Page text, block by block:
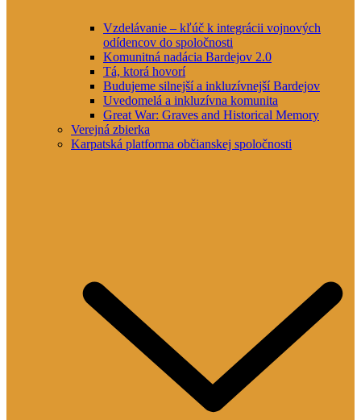
Vzdelávanie – kľúč k integrácii vojnových
odídencov do spoločnosti
Komunitná nadácia Bardejov 2.0
Tá, ktorá hovorí
Budujeme silnejší a inkluzívnejší Bardejov
Uvedomelá a inkluzívna komunita
Great War: Graves and Historical Memory
Verejná zbierka
Karpatská platforma občianskej spoločnosti